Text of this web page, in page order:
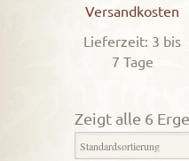
Versandkosten
Lieferzeit: 3 bis
7 Tage
Zeigt alle 6